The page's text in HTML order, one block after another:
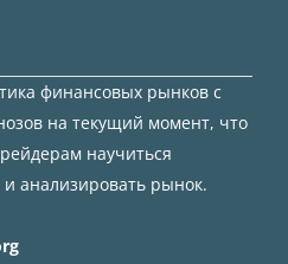
финансовых рынков с
на текущий момент, что
научиться
анализировать рынок.